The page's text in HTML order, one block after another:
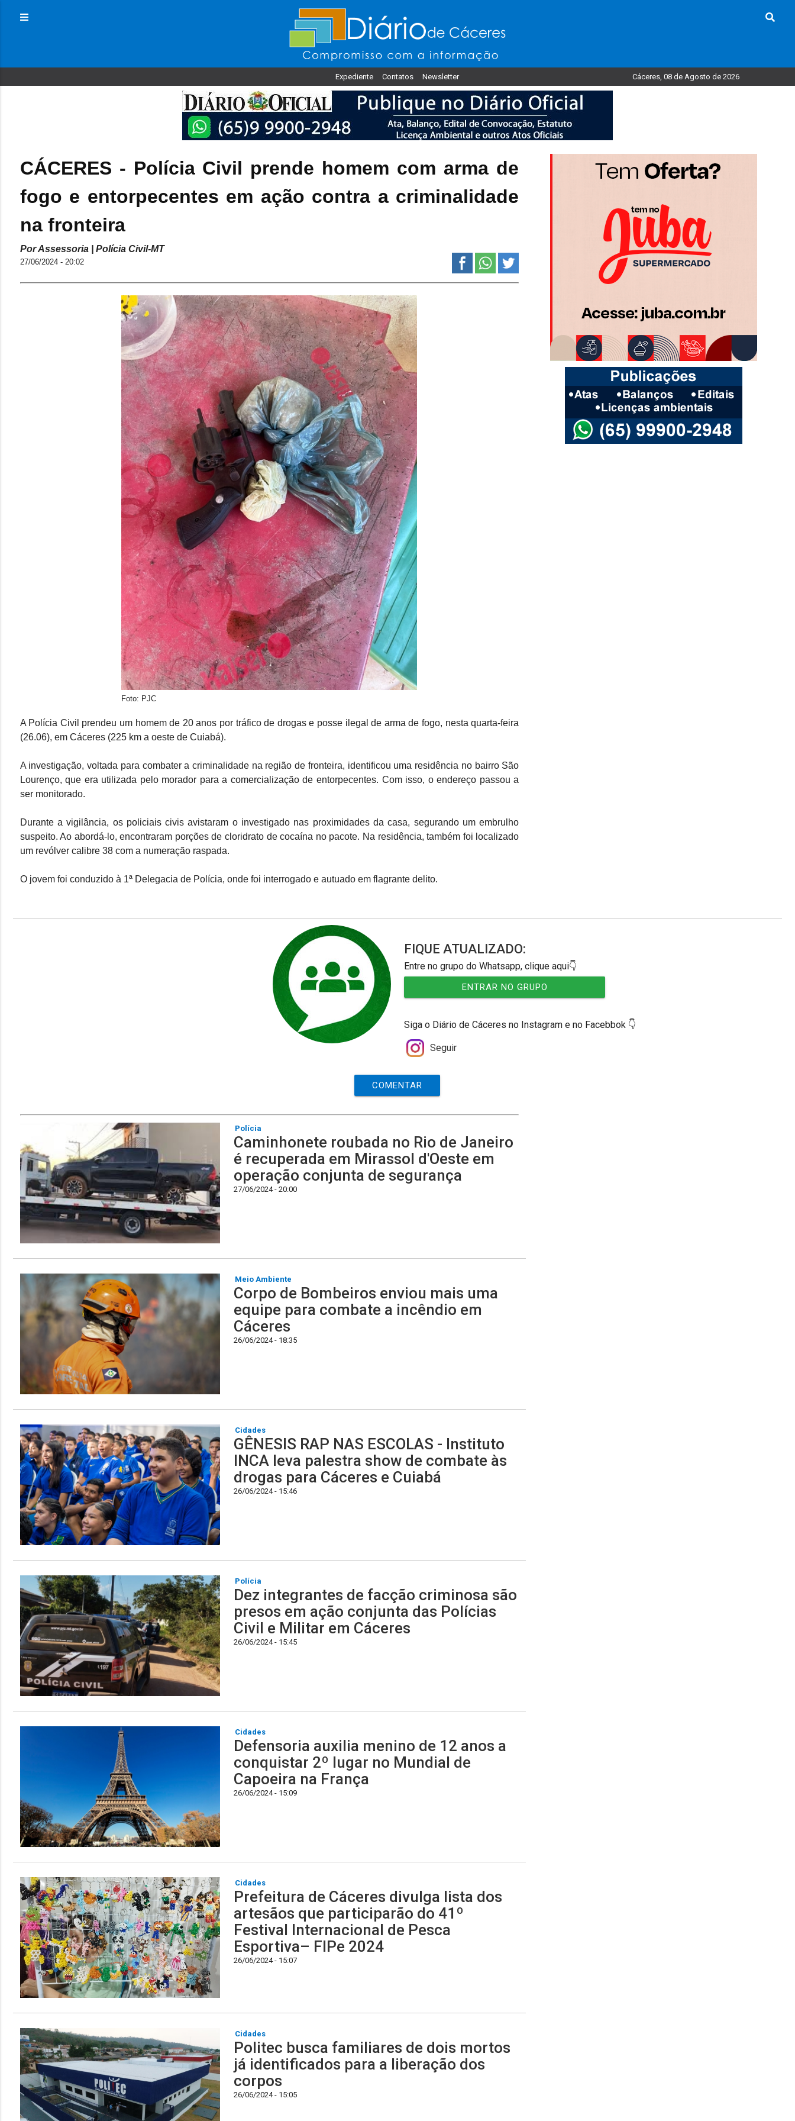
Expediente Contatos Newsletter Cáceres, 08 de Agosto de 2026
CÁCERES - Polícia Civil prende homem com arma de
fogo e entorpecentes em ação contra a criminalidade
na fronteira
Por Assessoria | Polícia Civil-MT
27/06/2024 - 20:02
Foto: PJC
A Polícia Civil prendeu um homem de 20 anos por tráfico de drogas e posse ilegal de arma de fogo, nesta quarta-feira
(26.06), em Cáceres (225 km a oeste de Cuiabá).
A investigação, voltada para combater a criminalidade na região de fronteira, identificou uma residência no bairro São
Lourenço, que era utilizada pelo morador para a comercialização de entorpecentes. Com isso, o endereço passou a
ser monitorado.
Durante a vigilância, os policiais civis avistaram o investigado nas proximidades da casa, segurando um embrulho
suspeito. Ao abordá-lo, encontraram porções de cloridrato de cocaína no pacote. Na residência, também foi localizado
um revólver calibre 38 com a numeração raspada.
O jovem foi conduzido à 1ª Delegacia de Polícia, onde foi interrogado e autuado em flagrante delito.
FIQUE ATUALIZADO:
Entre no grupo do Whatsapp, clique aqui👇
ENTRAR NO GRUPO
Siga o Diário de Cáceres no Instagram e no Facebbok 👇
Seguir
COMENTAR
Polícia
Caminhonete roubada no Rio de Janeiro
é recuperada em Mirassol d'Oeste em
operação conjunta de segurança
27/06/2024 - 20:00
Meio Ambiente
Corpo de Bombeiros enviou mais uma
equipe para combate a incêndio em
Cáceres
26/06/2024 - 18:35
Cidades
GÊNESIS RAP NAS ESCOLAS - Instituto
INCA leva palestra show de combate às
drogas para Cáceres e Cuiabá
26/06/2024 - 15:46
Polícia
Dez integrantes de facção criminosa são
presos em ação conjunta das Polícias
Civil e Militar em Cáceres
26/06/2024 - 15:45
Cidades
Defensoria auxilia menino de 12 anos a
conquistar 2º lugar no Mundial de
Capoeira na França
26/06/2024 - 15:09
Cidades
Prefeitura de Cáceres divulga lista dos
artesãos que participarão do 41º
Festival Internacional de Pesca
Esportiva– FIPe 2024
26/06/2024 - 15:07
Cidades
Politec busca familiares de dois mortos
já identificados para a liberação dos
corpos
26/06/2024 - 15:05